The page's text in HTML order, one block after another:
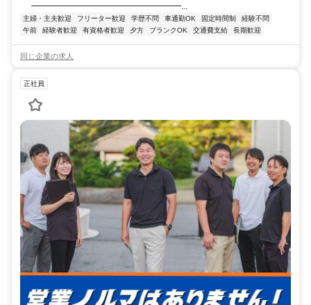
━━━━━━━━━━━━━━━━━━...
主婦・主夫歓迎 フリーター歓迎 学歴不問 車通勤OK 固定時間制
経験不問
午前
経験者歓迎 有資格者歓迎 夕方 ブランクOK 交通費支給 長期歓迎
同じ企業の求人
正社員